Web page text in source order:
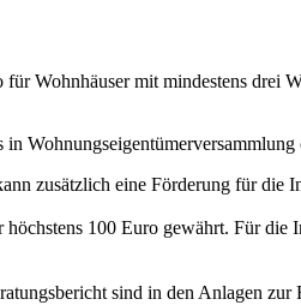
Wohnhäuser mit mindestens drei
zusätzlich eine Förderung für die
100 Euro gewährt. Für
sind in den Anlagen